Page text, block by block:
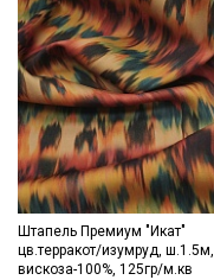
Штапель Премиум "Икат"
цв.терракот/изумруд, ш.1.5м,
вискоза-100%, 125гр/м.кв